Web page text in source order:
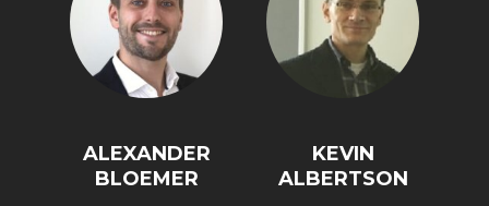
ALEXANDER
BLOEMER
KEVIN
ALBERTSON